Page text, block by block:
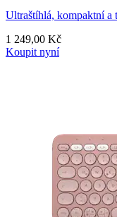
Ultraštíhlá, kompaktní a
1 249,00 Kč
Koupit nyní